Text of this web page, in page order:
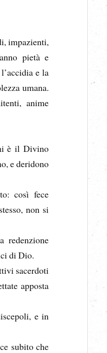
impazienti,
pietà e
e la
umana.
anime
è il Divino
e deridono
così fece
non si
redenzione
di Dio.
sacerdoti
apposta
e in
subito che